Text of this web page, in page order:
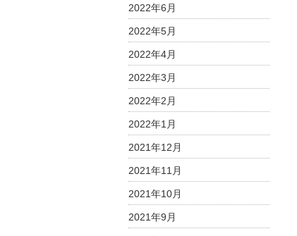
2022年6月
2022年5月
2022年4月
2022年3月
2022年2月
2022年1月
2021年12月
2021年11月
2021年10月
2021年9月